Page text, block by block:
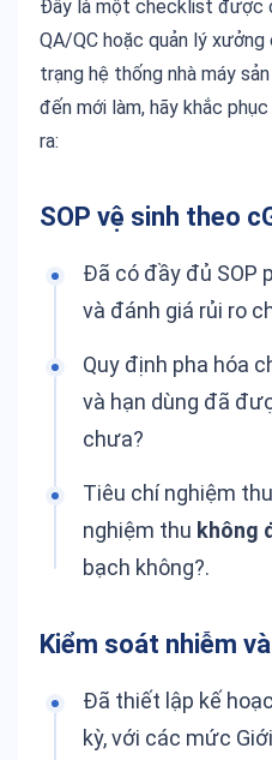
Đây là một checklist được
QA/QC hoặc quản lý
trạng hệ thống nhà máy
đến mới làm, hãy khắc
ra:
SOP vệ sinh theo
Đã có đầy đủ SOP
và đánh giá rủi ro
Quy định pha hóa
và hạn dùng đã
chưa?
Tiêu chí nghiệm
nghiệm thu không
bạch không?.
Kiểm soát nhiễm
Đã thiết lập kế
kỳ, với các mức